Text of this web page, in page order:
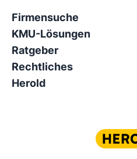
Firmensuche
KMU-Lösungen
Ratgeber
Rechtliches
Herold